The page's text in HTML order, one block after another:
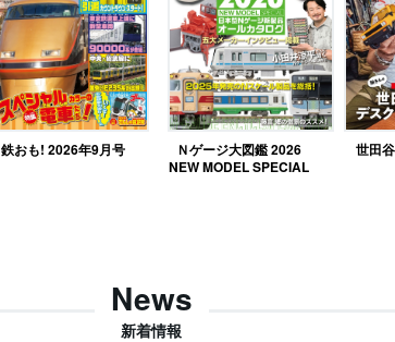
鉄おも! 2026年9月号
Ｎゲージ大図鑑 2026
NEW MODEL SPECIAL
世田
News
新着情報